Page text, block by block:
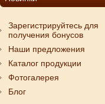
Зарегистрируйтесь для
получения бонусов
Наши предложения
Каталог продукции
Фотогалерея
Блог